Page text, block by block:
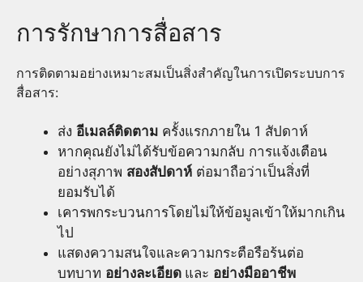
การรักษาการสื่อสาร
การติดตามอย่างเหมาะสมเป็นสิ่งสำคัญในการเปิดระบบการ
สื่อสาร:
ส่ง อีเมลล์ติดตาม ครั้งแรกภายใน 1 สัปดาห์
หากคุณยังไม่ได้รับข้อความกลับ การแจ้งเตือน
อย่างสุภาพ สองสัปดาห์ ต่อมาถือว่าเป็นสิ่งที่
ยอมรับได้
เคารพกระบวนการโดยไม่ให้ข้อมูลเข้าให้มากเกิน
ไป
แสดงความสนใจและความกระตือรือร้นต่อ
บทบาท อย่างละเอียด และ อย่างมืออาชีพ